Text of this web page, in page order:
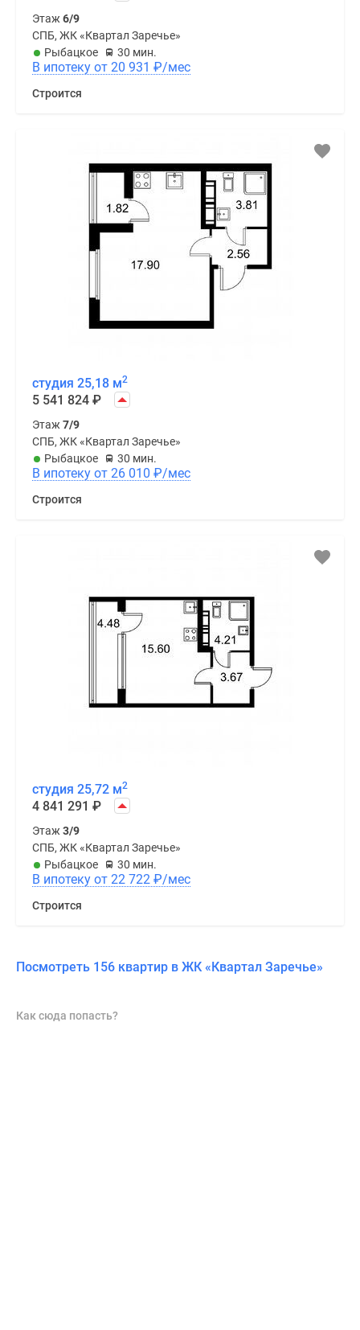
Этаж 6/9
СПБ, ЖК «Квартал Заречье»
Рыбацкое
30 мин.
В ипотеку от 20 931 ₽/мес
Строится
студия 25,18 м2
5 541 824 ₽
Этаж 7/9
СПБ, ЖК «Квартал Заречье»
Рыбацкое
30 мин.
В ипотеку от 26 010 ₽/мес
Строится
студия 25,72 м2
4 841 291 ₽
Этаж 3/9
СПБ, ЖК «Квартал Заречье»
Рыбацкое
30 мин.
В ипотеку от 22 722 ₽/мес
Строится
Посмотреть 156 квартир в ЖК «Квартал Заречье»
Как сюда попасть?